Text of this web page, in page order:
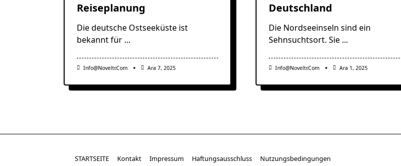
Reiseplanung
Die deutsche Ostseeküste ist
bekannt für ...
Info@noveltr.com Ara 7, 2025
Deutschland
Die Nordseeinseln sind ein
Sehnsuchtsort. Sie ...
Info@noveltr.com Ara 1, 2025
STARTSEITE Kontakt Impressum Haftungsausschluss
Nutzungsbedingungen